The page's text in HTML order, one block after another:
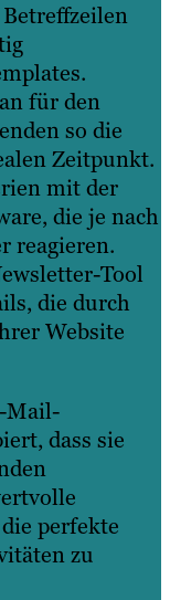
für den
so die
Zeitpunkt.
mit der
die je nach
reagieren.
Tool
die durch
Website
Mail-
dass sie
perfekte
zu